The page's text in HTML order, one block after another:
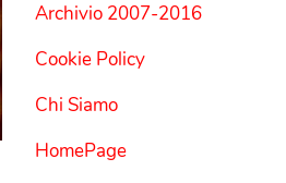
Archivio 2007-2016
Cookie Policy
Chi Siamo
HomePage